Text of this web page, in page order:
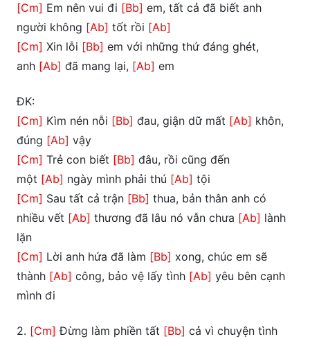
[Cm] Em nên vui đi [Bb] em, tất cả đã biết anh
người không [Ab] tốt rồi [Ab]
[Cm] Xin lỗi [Bb] em với những thứ đáng ghét,
anh [Ab] đã mang lại, [Ab] em
ĐK:
[Cm] Kìm nén nỗi [Bb] đau, giận dữ mất [Ab] khôn,
đúng [Ab] vậy
[Cm] Trẻ con biết [Bb] đâu, rồi cũng đến
một [Ab] ngày mình phải thú [Ab] tội
[Cm] Sau tất cả trận [Bb] thua, bản thân anh có
nhiều vết [Ab] thương đã lâu nó vẫn chưa [Ab] lành
lặn
[Cm] Lời anh hứa đã làm [Bb] xong, chúc em sẽ
thành [Ab] công, bảo vệ lấy tình [Ab] yêu bên cạnh
mình đi
2. [Cm] Đừng làm phiền tất [Bb] cả vì chuyện tình